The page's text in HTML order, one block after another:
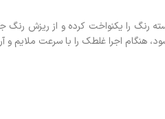
رنگ را یکنواخت کرده و از ریزش رنگ
اجرا غلطک را با سرعت ملایم و